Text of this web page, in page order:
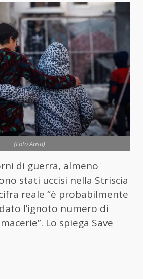
(Foto Ansa)
di guerra, almeno
stati uccisi nella Striscia
reale “è probabilmente
l’ignoto numero di
Lo spiega Save